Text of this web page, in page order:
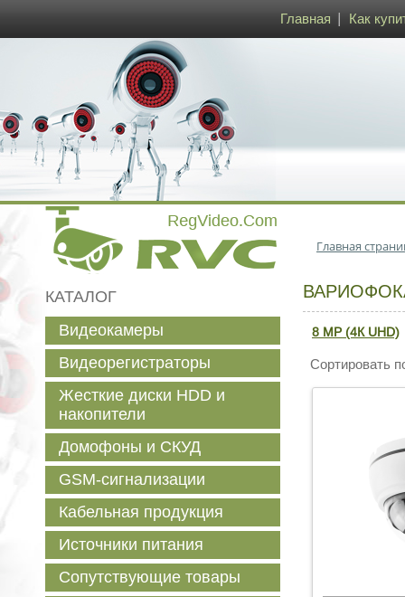
Главная Как
Главная
8 MP (4К UHD)
Сортировать
КАТАЛОГ
Видеокамеры
Видеорегистраторы
Жесткие диски HDD и
накопители
Домофоны и СКУД
GSM-сигнализации
Кабельная продукция
Источники питания
Сопутствующие товары